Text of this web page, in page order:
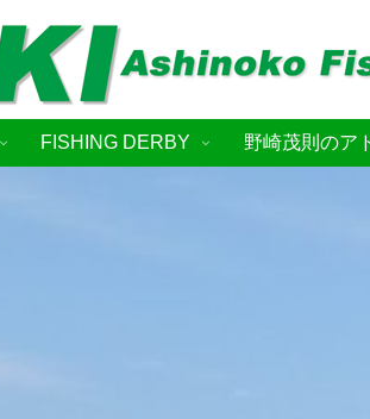
FISHING DERBY 野崎茂則のア